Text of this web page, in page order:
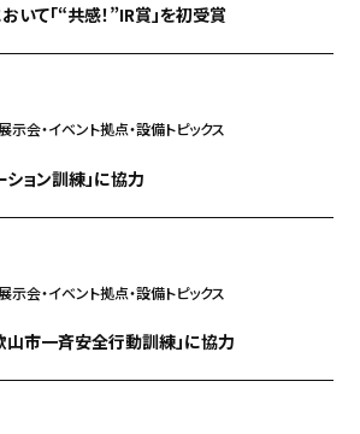
て「“共感！”IR賞」を初受賞
展示会・イベント拠点・設備トピックス
ョン訓練」に協力
展示会・イベント拠点・設備トピックス
山市一斉安全行動訓練」に協力